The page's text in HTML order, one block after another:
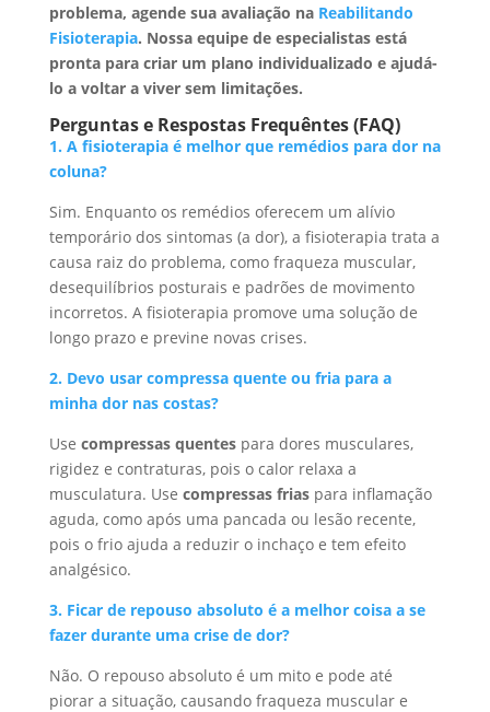
problema, agende sua avaliação na Reabilitando
Fisioterapia. Nossa equipe de especialistas está
pronta para criar um plano individualizado e ajudá-
lo a voltar a viver sem limitações.
Perguntas e Respostas Frequêntes (FAQ)
1. A fisioterapia é melhor que remédios para dor na
coluna?
Sim. Enquanto os remédios oferecem um alívio
temporário dos sintomas (a dor), a fisioterapia trata a
causa raiz do problema, como fraqueza muscular,
desequilíbrios posturais e padrões de movimento
incorretos. A fisioterapia promove uma solução de
longo prazo e previne novas crises.
2. Devo usar compressa quente ou fria para a
minha dor nas costas?
Use compressas quentespara dores musculares,
rigidez e contraturas, pois o calor relaxa a
musculatura. Use compressas friaspara inflamação
aguda, como após uma pancada ou lesão recente,
pois o frio ajuda a reduzir o inchaço e tem efeito
analgésico.
3. Ficar de repouso absoluto é a melhor coisa a se
fazer durante uma crise de dor?
Não. O repouso absoluto é um mito e pode até
piorar a situação, causando fraqueza muscular e